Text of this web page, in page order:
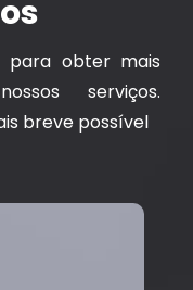
para obter mais
serviços.
breve possível